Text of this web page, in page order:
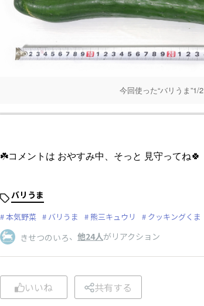
今回使った“バリうま”1/2
☘️コメントは おやすみ中、そっと 見守ってね🍀
バリうま
本気野菜 バリうま 熊三キュウリ クッキングくま
きせつのいろ、 他24人がリアクション
いいね 共有する